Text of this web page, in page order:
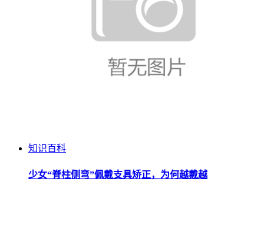
知识百科
少女“脊柱侧弯”佩戴支具矫正，为何越戴越